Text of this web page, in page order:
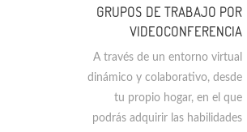
GRUPOS DE TRABAJO POR
VIDEOCONFERENCIA
A través de un entorno virtual
dinámico y colaborativo, desde
tu propio hogar, en el que
podrás adquirir las habilidades